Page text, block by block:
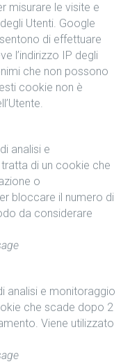
misurare le visite e
Utenti. Google
di effettuare
l’indirizzo IP degli
che non possono
cookie non è
analisi e
di un cookie che
o
bloccare il numero di
da considerare
analisi e monitoraggio
che scade dopo 2
Viene utilizzato